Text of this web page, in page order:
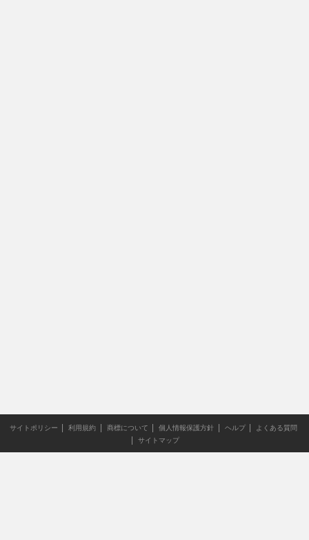
サイトポリシー 利用規約 商標について 個人情報保護方針 ヘルプ
よくある質問
サイトマップ